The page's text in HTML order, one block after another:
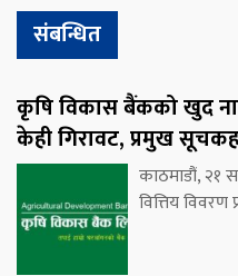
संबन्धित
कृषि विकास बैंकको खुद
केही गिरावट, प्रमुख
काठमाडौं, २१
वित्तिय